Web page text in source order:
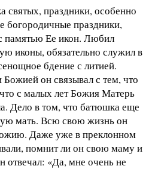
святых, праздники, особенно
праздники,
памятью Ее икон. Любил
иконы, обязательно служил в
бдение с литией.
он связывал с тем, что
с малых лет Божия Матерь
Дело в том, что батюшка еще
мать. Всю свою жизнь он
Даже уже в преклонном
помнит ли он свою маму и
отвечал: «Да, мне очень не